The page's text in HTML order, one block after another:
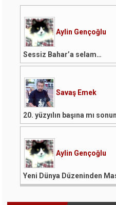
Aylin Gençoğlu
Sessiz Bahar’a selam…
Savaş Emek
20. yüzyılın başına mı
Aylin Gençoğlu
Yeni Dünya Düzeninden